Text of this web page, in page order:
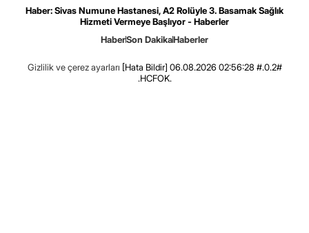
Haber: Sivas Numune Hastanesi, A2 Rolüyle 3. Basamak Sağlık
Hizmeti Vermeye Başlıyor - Haberler
HaberSon DakikaHaberler
Gizlilik ve çerez ayarları [Hata Bildir] 06.08.2026 02:56:28 #.0.2#
.HCFOK.